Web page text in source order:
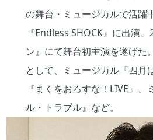
の舞台・ミュージカルで活躍
『Endless SHOCK』に出演
ン』にて舞台初主演を遂げた
として、ミュージカル『四月
『まくをおろすな！LIVE』
ル・トラブル』など。